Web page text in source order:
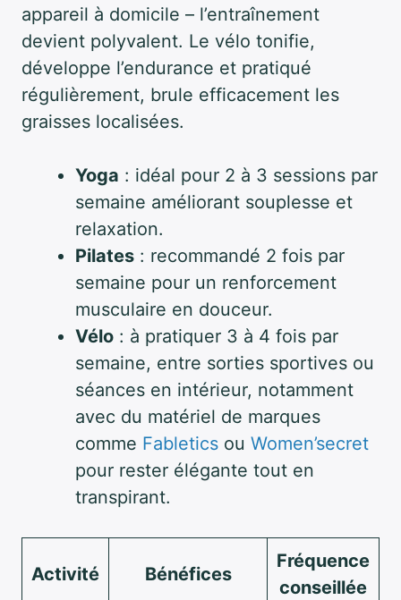
appareil à domicile – l’entraînement
devient polyvalent. Le vélo tonifie,
développe l’endurance et pratiqué
régulièrement, brule efficacement les
graisses localisées.
Yoga : idéal pour 2 à 3 sessions par
semaine améliorant souplesse et
relaxation.
Pilates : recommandé 2 fois par
semaine pour un renforcement
musculaire en douceur.
Vélo : à pratiquer 3 à 4 fois par
semaine, entre sorties sportives ou
séances en intérieur, notamment
avec du matériel de marques
comme Fabletics ou Women’secret
pour rester élégante tout en
transpirant.
Activité Bénéfices
Fréquence
conseillée